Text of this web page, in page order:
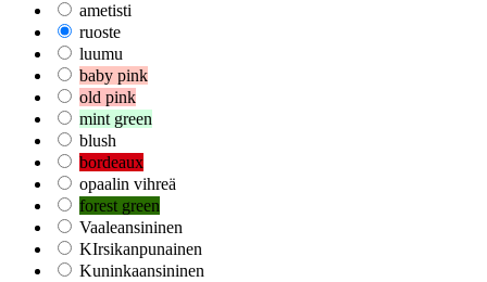
ametisti
ruoste
luumu
baby pink
old pink
mint green
blush
bordeaux
opaalin vihreä
forest green
Vaaleansininen
KIrsikanpunainen
Kuninkaansininen